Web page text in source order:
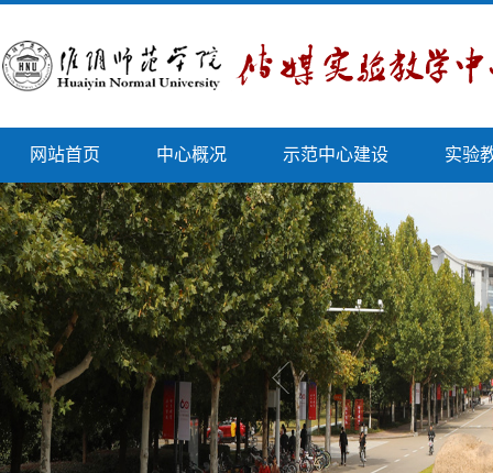
网站首页 中心概况 示范中心建设 实验